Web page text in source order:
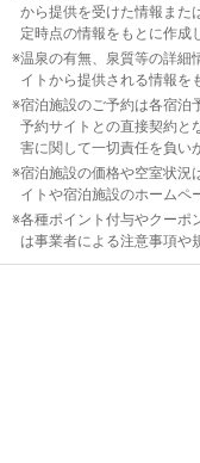
奥会
津・
只
見・
湯野
上
郡
山・
から提供を受けた情報また
定時点の情報をもとに作成
温泉の有無、泉質等の詳細
イトから提供される情報を
宿泊施設のご予約は各宿泊
予約サイトとの直接契約と
害に関して一切責任を負い
宿泊施設の価格や空室状況
イトや宿泊施設のホームペ
各種ポイント付与やクーポ
は事業者による注意事項や